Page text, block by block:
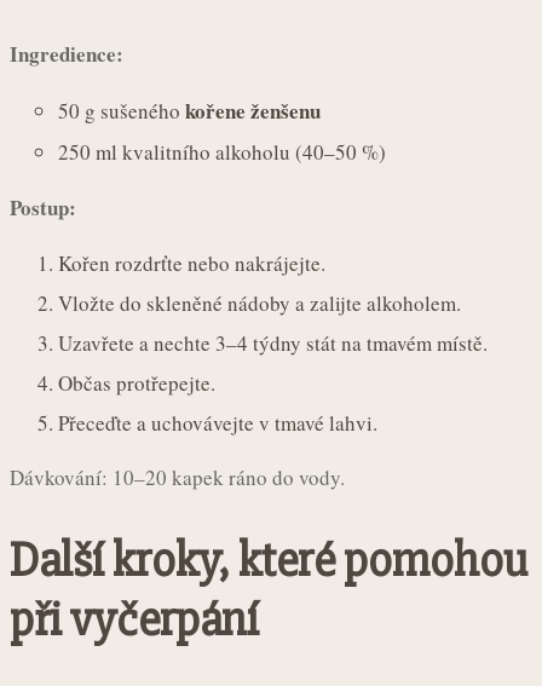
Ingredience:
50 g sušeného kořene ženšenu
250 ml kvalitního alkoholu (40–50 %)
Postup:
Kořen rozdrťte nebo nakrájejte.
Vložte do skleněné nádoby a zalijte alkoholem.
Uzavřete a nechte 3–4 týdny stát na tmavém místě.
Občas protřepejte.
Přeceďte a uchovávejte v tmavé lahvi.
Dávkování: 10–20 kapek ráno do vody.
Další kroky, které pomohou
při vyčerpání